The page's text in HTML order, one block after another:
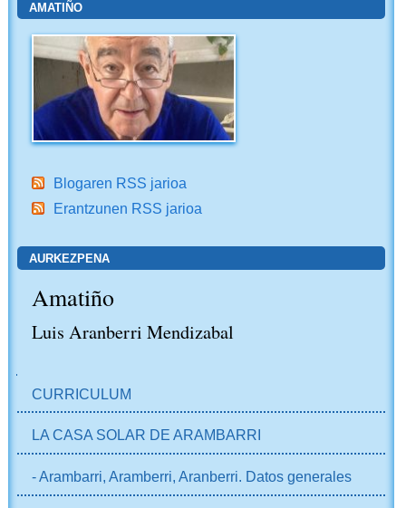
AMATIÑO
Blogaren RSS jarioa
Erantzunen RSS jarioa
AURKEZPENA
Amatiño
Luis Aranberri Mendizabal
CURRICULUM
LA CASA SOLAR DE ARAMBARRI
- Arambarri, Aramberri, Aranberri. Datos generales